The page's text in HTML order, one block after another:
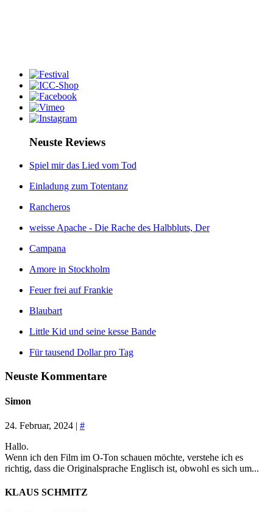
Neuste Reviews
Spiel mir das Lied vom Tod
Einladung zum Totentanz
Rancheros
weisse Apache - Die Rache des Halbbluts, Der
Campana
Amore in Stockholm
Feuer frei auf Frankie
Blaubart
Little Kid und seine kesse Bande
Für tausend Dollar pro Tag
Neuste Kommentare
Simon
24. Februar, 2024 | #
Hallo.
Wenn ich den Film im O-Ton schauen möchte, verstehe ich es
richtig, dass die Originalsprache Englisch ist, obwohl es sich um...
KLAUS SCHMITZ